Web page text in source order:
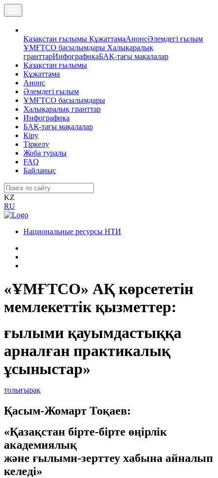
Қазақстан ғылымы ҚұжаттамаАнонсӘлемдегі ғылым
ҰМҒТСО басылымдары Халықаралық
гранттарИнфографикаБАҚ-тағы мақалалар
Қазақстан ғылымы
Құжаттама
Анонс
Әлемдегі ғылым
ҰМҒТСО басылымдары
Халықаралық гранттар
Инфографика
БАҚ-тағы мақалалар
Кіру
Тіркелу
Жоба туралы
FAQ
Байланыс
KZ
RU
Национальные ресурсы НТИ
«ҰМҒТСО» АҚ көрсететін
мемлекеттік қызметтер:
ғылыми қауымдастыққа
арналған практикалық
ұсыныстар»
толығырақ
Қасым-Жомарт Тоқаев:
«Қазақстан бірте-бірте өңірлік
академиялық
және ғылыми-зерттеу хабына айналып
келеді»